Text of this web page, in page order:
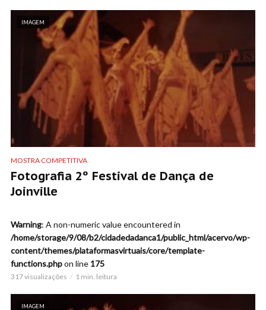
IMAGEM
MOSTRA COMPETITIVA
Fotografia 2º Festival de Dança de
Joinville
Warning: A non-numeric value encountered in
/home/storage/9/08/b2/cidadedadanca1/public_html/acervo/wp-
content/themes/plataformasvirtuais/core/template-
functions.phpon line 175
317 visualizações 1 min. leitura
IMAGEM